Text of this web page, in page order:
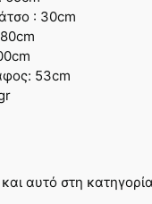
: 30cm
53cm
αυτό στη κατηγορία